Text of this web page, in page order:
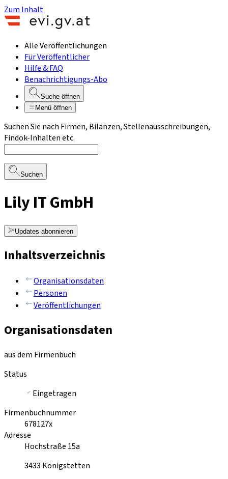
Zum Inhalt
Alle Veröffentlichungen
Für Veröffentlicher
Hilfe & FAQ
Benachrichtigungs-Abo
Suche öffnen
Menü öffnen
Suchen Sie nach Firmen, Bilanzen, Stellenausschreibungen,
Findok-Inhalten etc.
Suchen
Lily IT GmbH
Updates abonnieren
Inhaltsverzeichnis
Organisationsdaten
Personen
Veröffentlichungen
Organisationsdaten
aus dem Firmenbuch
Status
Eingetragen
Firmenbuchnummer
678127x
Adresse
Hochstraße 15a
3433 Königstetten